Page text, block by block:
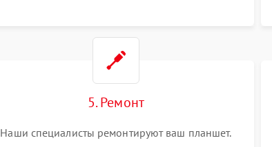
5. Ремонт
Наши специалисты ремонтируют ваш планшет.